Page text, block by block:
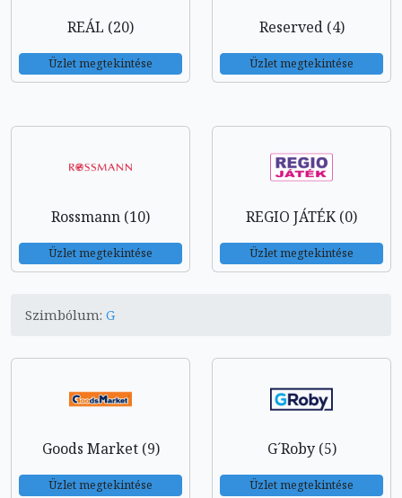
REÁL (20)
Üzlet megtekintése
Reserved (4)
Üzlet megtekintése
Rossmann (10)
Üzlet megtekintése
REGIO JÁTÉK (0)
Üzlet megtekintése
Szimbólum: G
Goods Market (9)
Üzlet megtekintése
G´Roby (5)
Üzlet megtekintése